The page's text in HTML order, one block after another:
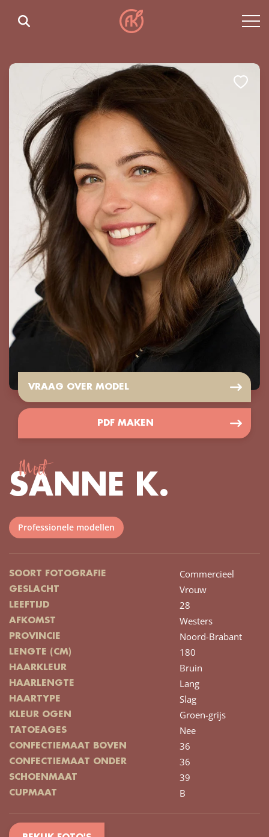
VRAAG OVER MODEL
PDF MAKEN
Meet
SANNE K.
Professionele modellen
SOORT FOTOGRAFIE Commercieel
GESLACHT Vrouw
LEEFTIJD 28
AFKOMST Westers
PROVINCIE Noord-Brabant
LENGTE (CM) 180
HAARKLEUR Bruin
HAARLENGTE Lang
HAARTYPE Slag
KLEUR OGEN Groen-grijs
TATOEAGES Nee
CONFECTIEMAAT BOVEN 36
CONFECTIEMAAT ONDER 36
SCHOENMAAT 39
CUPMAAT B